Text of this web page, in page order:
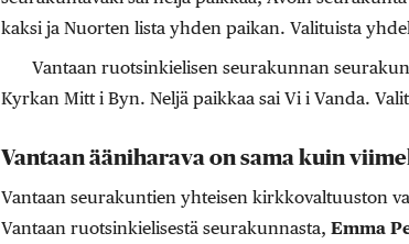
kaksi ja Nuorten lista yhden paikan. Valituista
Vantaan ruotsinkielisen seurakunnan
Kyrkan Mitt i Byn. Neljä paikkaa sai Vi i Vanda.
Vantaan ääniharava on sama kuin
Vantaan seurakuntien yhteisen kirkkovaltuuston
Vantaan ruotsinkielisestä seurakunnasta, Emma